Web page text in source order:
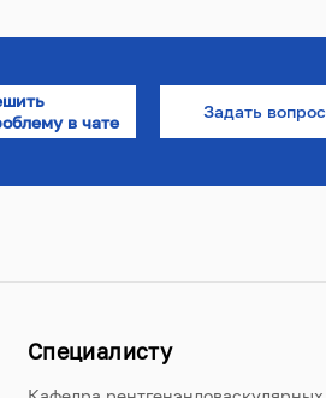
Задать вопрос
Специалисту